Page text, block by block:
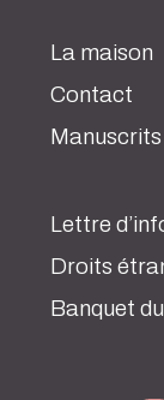
La maison
Contact
Manuscrits
Lettre
Droits
Banquet